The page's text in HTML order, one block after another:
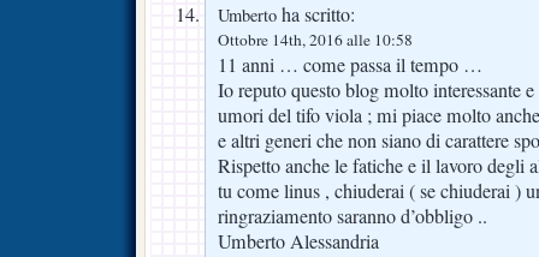
Umberto ha scritto:
Ottobre 14th, 2016 alle 10:58
11 anni … come passa il tempo …
Io reputo questo blog molto interessante
umori del tifo viola ; mi piace molto
e altri generi che non siano di carattere
Rispetto anche le fatiche e il lavoro degli
tu come linus , chiuderai ( se chiuderai )
ringraziamento saranno d’obbligo ..
Umberto Alessandria